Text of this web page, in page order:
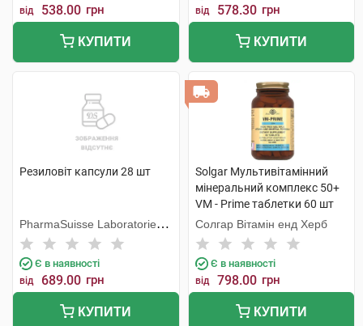
від 538.00 грн
КУПИТИ
від 578.30 грн
КУПИТИ
Резиловіт капсули 28 шт
PharmaSuisse Laboratories
SpA
Є в наявності
від 689.00 грн
КУПИТИ
Solgar Мультивітамінний
мінеральний комплекс 50+
VM - Prime таблетки 60 шт
Солгар Вітамін енд Херб
Є в наявності
від 798.00 грн
КУПИТИ